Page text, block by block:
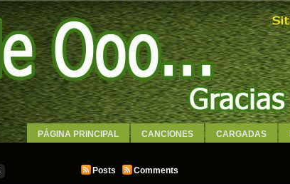
PÁGINA PRINCIPAL CANCIONES CARGADAS
Posts
Comments